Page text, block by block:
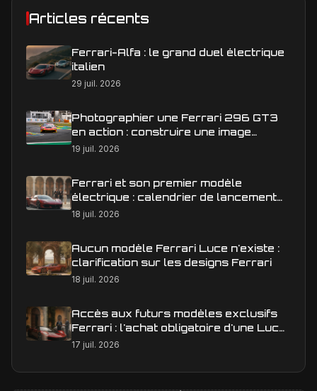
Articles récents
Ferrari-Alfa : le grand duel électrique
italien
29 juil. 2026
Photographier une Ferrari 296 GT3
en action : construire une image
éditoriale qui raconte la course
19 juil. 2026
Ferrari et son premier modèle
électrique : calendrier de lancement
en Europe
18 juil. 2026
Aucun modèle Ferrari Luce n'existe :
clarification sur les designs Ferrari
18 juil. 2026
Accès aux futurs modèles exclusifs
Ferrari : l'achat obligatoire d'une Luce
est-il une réalité ?
17 juil. 2026